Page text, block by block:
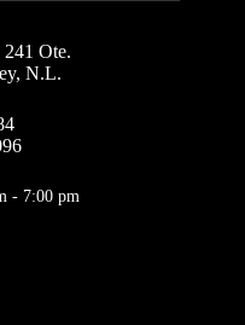
241 Ote.
N.L.
- 7:00 pm